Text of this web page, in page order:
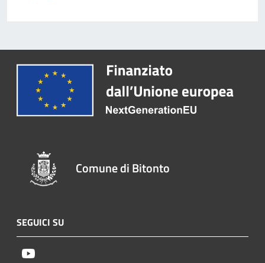
Comune di Bitonto
SEGUICI SU